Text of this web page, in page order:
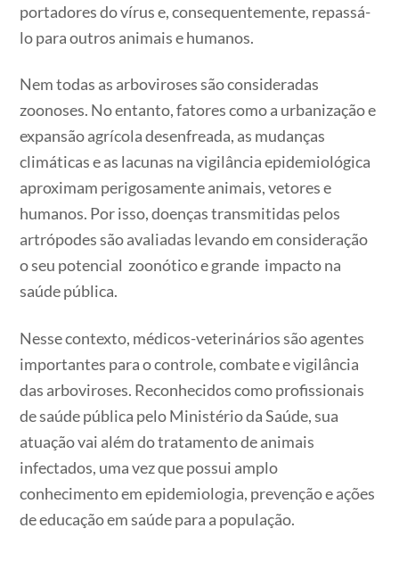
portadores do vírus e, consequentemente, repassá-
lo para outros animais e humanos.
Nem todas as arboviroses são consideradas
zoonoses. No entanto, fatores como a urbanização e
expansão agrícola desenfreada, as mudanças
climáticas e as lacunas na vigilância epidemiológica
aproximam perigosamente animais, vetores e
humanos. Por isso, doenças transmitidas pelos
artrópodes são avaliadas levando em consideração
o seu potencial zoonótico e grande impacto na
saúde pública.
Nesse contexto, médicos-veterinários são agentes
importantes para o controle, combate e vigilância
das arboviroses. Reconhecidos como profissionais
de saúde pública pelo Ministério da Saúde, sua
atuação vai além do tratamento de animais
infectados, uma vez que possui amplo
conhecimento em epidemiologia, prevenção e ações
de educação em saúde para a população.